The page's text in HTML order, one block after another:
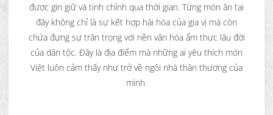
được gìn giữ và tinh chỉnh qua thời gian. Từng món ăn tại
đây không chỉ là sự kết hợp hài hòa của gia vị mà còn
chứa đựng sự trân trọng với nền văn hóa ẩm thực lâu đời
của dân tộc. Đây là địa điểm mà những ai yêu thích món
Việt luôn cảm thấy như trở về ngôi nhà thân thương của
mình.